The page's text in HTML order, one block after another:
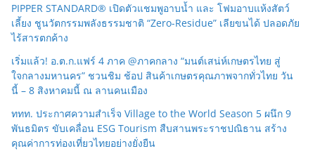
PIPPER STANDARD® เปิดตัวแชมพูอาบน้ำ และ โฟมอาบแห้งสัตว์
เลี้ยง ชูนวัตกรรมพลังธรรมชาติ “Zero-Residue” เลียขนได้ ปลอดภัย
ไร้สารตกค้าง
เริ่มแล้ว! อ.ต.ก.แฟร์ 4 ภาค @ภาคกลาง “มนต์เสน่ห์เกษตรไทย สู่
ใจกลางมหานคร” ชวนชิม ช้อป สินค้าเกษตรคุณภาพจากทั่วไทย วัน
นี้ – 8 สิงหาคมนี้ ณ ลานคนเมือง
ททท. ประกาศความสำเร็จ Village to the World Season 5 ผนึก 9
พันธมิตร ขับเคลื่อน ESG Tourism สืบสานพระราชปณิธาน สร้าง
คุณค่าการท่องเที่ยวไทยอย่างยั่งยืน